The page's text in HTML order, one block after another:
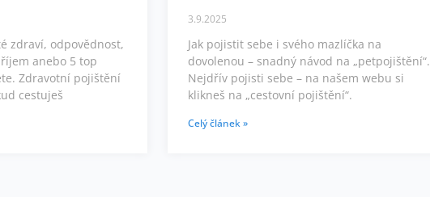
zdraví, odpovědnost,
anebo 5 top
Zdravotní pojištění
cestuješ
3.9.2025
Jak pojistit sebe i svého mazlíčka na
dovolenou – snadný návod na „petpojištění“.
Nejdřív pojisti sebe – na našem webu si
klikneš na „cestovní pojištění“.
Celý článek »